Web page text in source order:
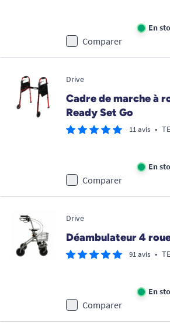
En
Comparer
Drive
Cadre de marche à
Ready Set Go
11 avis •
En
Comparer
Drive
Déambulateur 4
91 avis •
En
Comparer